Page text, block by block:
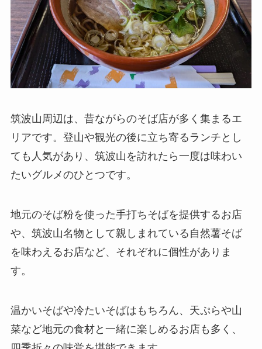
筑波山周辺は、昔ながらのそば店が多く集まるエ
リアです。登山や観光の後に立ち寄るランチとし
ても人気があり、筑波山を訪れたら一度は味わい
たいグルメのひとつです。
地元のそば粉を使った手打ちそばを提供するお店
や、筑波山名物として親しまれている自然薯そば
を味わえるお店など、それぞれに個性がありま
す。
温かいそばや冷たいそばはもちろん、天ぷらや山
菜など地元の食材と一緒に楽しめるお店も多く、